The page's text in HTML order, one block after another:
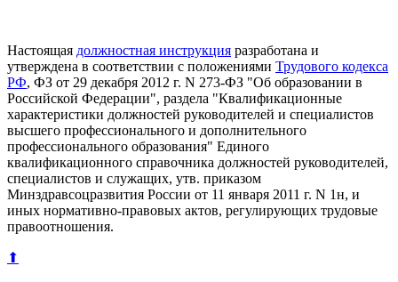
Настоящая должностная инструкция разработана и
утверждена в соответствии с положениями Трудового кодекса
РФ, ФЗ от 29 декабря 2012 г. N 273-ФЗ "Об образовании в
Российской Федерации", раздела "Квалификационные
характеристики должностей руководителей и специалистов
высшего профессионального и дополнительного
профессионального образования" Единого
квалификационного справочника должностей руководителей,
специалистов и служащих, утв. приказом
Минздравсоцразвития России от 11 января 2011 г. N 1н, и
иных нормативно-правовых актов, регулирующих трудовые
правоотношения.
⬆